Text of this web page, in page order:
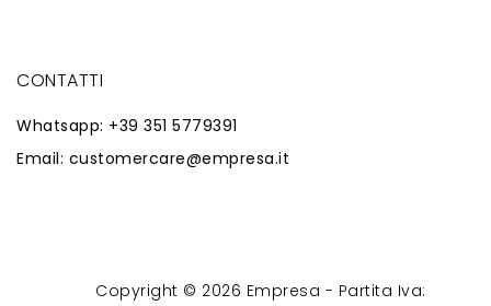
CONTATTI
Whatsapp: +39 351 5779391
Email: customercare@empresa.it
Copyright © 2026 Empresa - Partita Iva: